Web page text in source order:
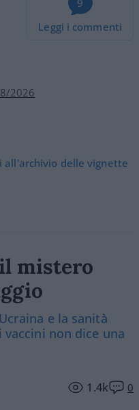
9
Leggi i commenti
2026
all'archivio delle vignette
mistero
e la sanità
vaccini non dice una
1.4k 0